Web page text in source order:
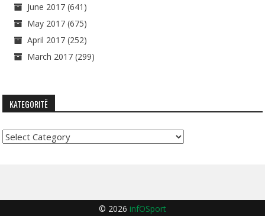
June 2017 (641)
May 2017 (675)
April 2017 (252)
March 2017 (299)
KATEGORITË
Kategoritë
© 2026 infOSport